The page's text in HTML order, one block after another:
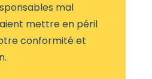
mal
mettre en péril
conformité et